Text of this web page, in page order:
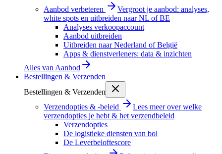
Aanbod verbeteren
Vergroot je aanbod: analyses,
white spots en uitbreiden naar NL of BE
Analyses verkoopaccount
Aanbod uitbreiden
Uitbreiden naar Nederland of België
Apps & dienstverleners: data & inzichten
Alles van Aanbod
Bestellingen & Verzenden
Bestellingen & Verzenden
Verzendopties & -beleid
Lees meer over welke
verzendopties je hebt & het verzendbeleid
Verzendopties
De logistieke diensten van bol
De Leverbeloftescore